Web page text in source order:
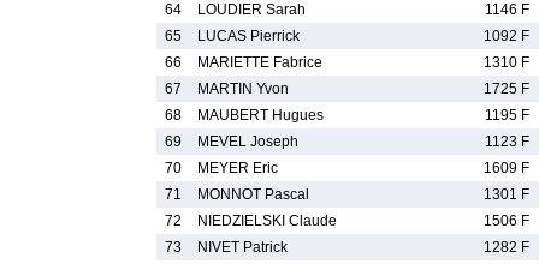
64
LOUDIER Sarah
1146 F
65
LUCAS Pierrick
1092 F
66
MARIETTE Fabrice
1310 F
67
MARTIN Yvon
1725 F
68
MAUBERT Hugues
1195 F
69
MEVEL Joseph
1123 F
70
MEYER Eric
1609 F
71
MONNOT Pascal
1301 F
72
NIEDZIELSKI Claude
1506 F
73
NIVET Patrick
1282 F